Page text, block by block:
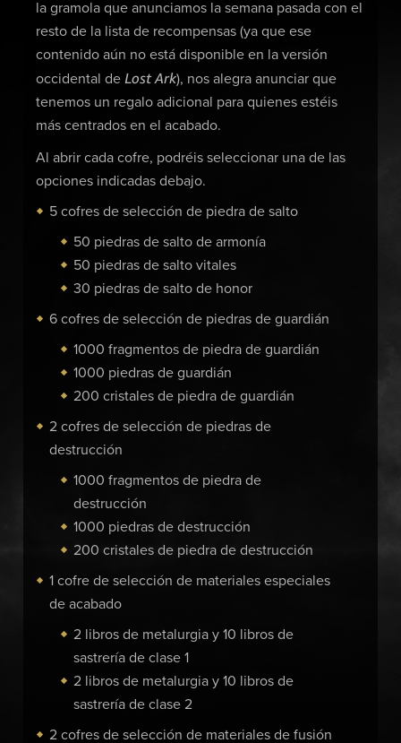
la gramola que anunciamos la semana pasada con el
resto de la lista de recompensas (ya que ese
contenido aún no está disponible en la versión
occidental de Lost Ark), nos alegra anunciar que
tenemos un regalo adicional para quienes estéis
más centrados en el acabado.
Al abrir cada cofre, podréis seleccionar una de las
opciones indicadas debajo.
5 cofres de selección de piedra de salto
50 piedras de salto de armonía
50 piedras de salto vitales
30 piedras de salto de honor
6 cofres de selección de piedras de guardián
1000 fragmentos de piedra de guardián
1000 piedras de guardián
200 cristales de piedra de guardián
2 cofres de selección de piedras de
destrucción
1000 fragmentos de piedra de
destrucción
1000 piedras de destrucción
200 cristales de piedra de destrucción
1 cofre de selección de materiales especiales
de acabado
2 libros de metalurgia y 10 libros de
sastrería de clase 1
2 libros de metalurgia y 10 libros de
sastrería de clase 2
2 cofres de selección de materiales de fusión